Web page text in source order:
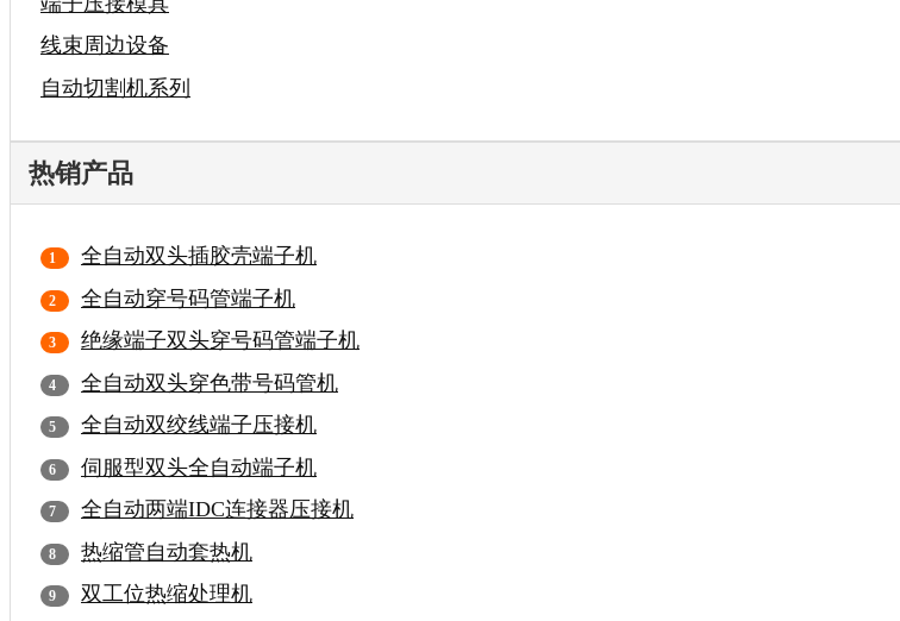
线束周边设备
自动切割机系列
热销产品
全自动双头插胶壳端子机
全自动穿号码管端子机
绝缘端子双头穿号码管端子机
全自动双头穿色带号码管机
全自动双绞线端子压接机
伺服型双头全自动端子机
全自动两端IDC连接器压接机
热缩管自动套热机
双工位热缩处理机